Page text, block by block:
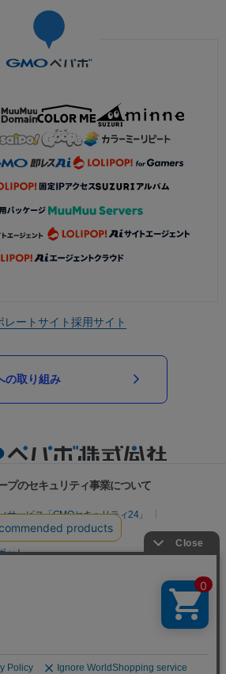
レートサイト採用サイト
の取り組み
プのセキュリティ事業について
ービス「GMOセキュリティ24」
イトリスク診断
ット
）